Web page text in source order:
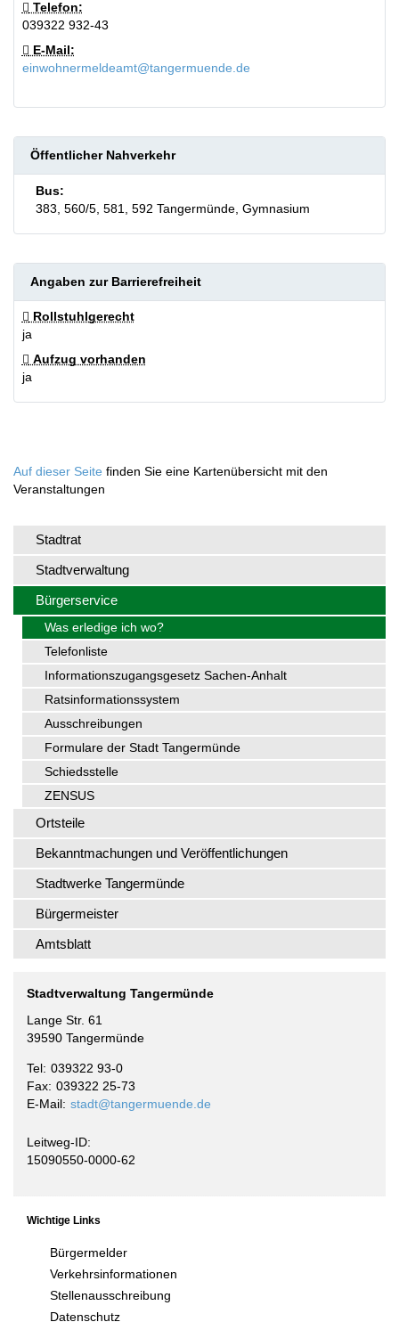
Stadtrat
Stadtverwaltung
Bürgerservice
Was erledige ich wo?
Telefonliste
Informationszugangsgesetz Sachen-Anhalt
Ratsinformationssystem
Ausschreibungen
Formulare der Stadt Tangermünde
Schiedsstelle
ZENSUS
Ortsteile
Bekanntmachungen und Veröffentlichungen
Stadtwerke Tangermünde
Bürgermeister
Amtsblatt
Stadtverwaltung Tangermünde
Lange Str. 61
39590 Tangermünde
Tel 039322 93-0
Fax 039322 25-73
E-Mail stadt@tangermuende.de
Leitweg-ID:
15090550-0000-62
Wichtige Links
Bürgermelder
Verkehrsinformationen
Stellenausschreibung
Datenschutz
Telefon:
039322 932-43
E-Mail:
einwohnermeldeamt@tangermuende.de
Öffentlicher Nahverkehr
Bus:
383, 560/5, 581, 592 Tangermünde, Gymnasium
Angaben zur Barrierefreiheit
Rollstuhlgerecht
ja
Aufzug vorhanden
ja
Auf dieser Seite finden Sie eine Kartenübersicht mit den
Veranstaltungen